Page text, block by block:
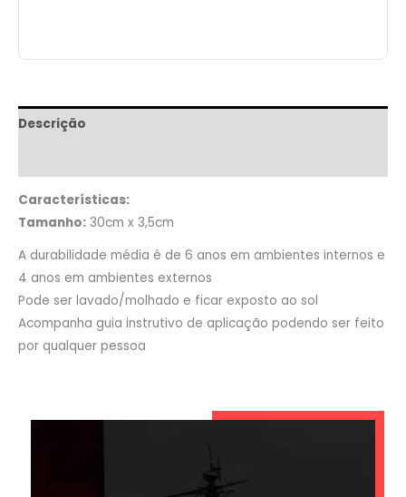
Descrição
Características:
Tamanho: 30cm x 3,5cm
A durabilidade média é de 6 anos em ambientes internos e
4 anos em ambientes externos
Pode ser lavado/molhado e ficar exposto ao sol
Acompanha guia instrutivo de aplicação podendo ser feito
por qualquer pessoa